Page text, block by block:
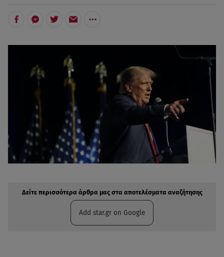
Δείτε περισσότερα άρθρα μας στα αποτελέσματα αναζήτησης
Add star.gr on Google